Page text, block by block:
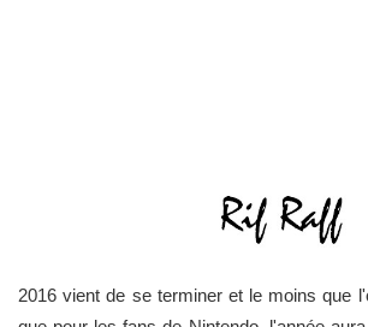
2016 vient de se terminer et le moins que